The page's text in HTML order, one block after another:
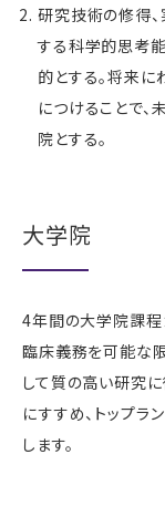
研究技術の修得
する科学的思考
的とする。将来
につけることで
院とする。
大学院
4年間の大学院課程
臨床義務を可能な
して質の高い研究
にすすめ、トップ
します。